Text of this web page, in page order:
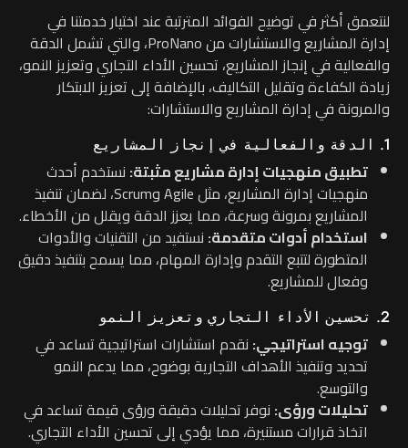
لنتعمق أكثر في توضيح الفوائد المترتبة عند اختيار خدمتنا في
إدارة المشاريع والاستشارات من ProNano، والتي تشمل الدقة
والفعالية في إنجاز المشاريع، تحسين الأداء التجاري وتعزيز النمو،
زيادة الكفاءة وتقليل التكاليف، بالإضافة إلى تعزيز الابتكار
والمرونة في إدارة المشاريع والاستشارات:
1. الدقة والفعالية في إنجاز المشاريع
تطبيق منهجيات إدارة مشاريع مثبتة: نستخدم أحدث
منهجيات إدارة المشاريع، مثل Agile وScrum، لضمان تنفيذ
المشاريع بمرونة وسرعة، مما يعزز الدقة ويقلل من الأخطاء.
استخدام أدوات متقدمة: نستفيد من التقنيات والأدوات
المتطورة لتتبع التقدم وإدارة المهام، مما يسمح بتنفيذ دقيق
وفعال للمشاريع.
2. تحسين الأداء التجاري وتعزيز النمو
توجيه استراتيجي: نقدم استشارات استراتيجية تساعد في
تحديد وتنفيذ الأهداف التجارية بوضوح، مما يدعم النمو
والتوسع.
تحليلات ورؤى: نوفر تحليلات دقيقة ورؤى قيمة تساعد في
اتخاذ قرارات مستنيرة، مما يؤدي إلى تحسين الأداء التجاري.